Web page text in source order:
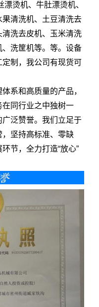
烫机、牛肚漂烫机、
清洗机、土豆清洗去
洗去皮机、玉米清洗
洗筐机等。等。设备
制，我公司有现货可
系和高质量的产品，
同行业之中独树一
泛赞誉。我们立足于
坚持高标准、零缺
节，全力打造“放心”